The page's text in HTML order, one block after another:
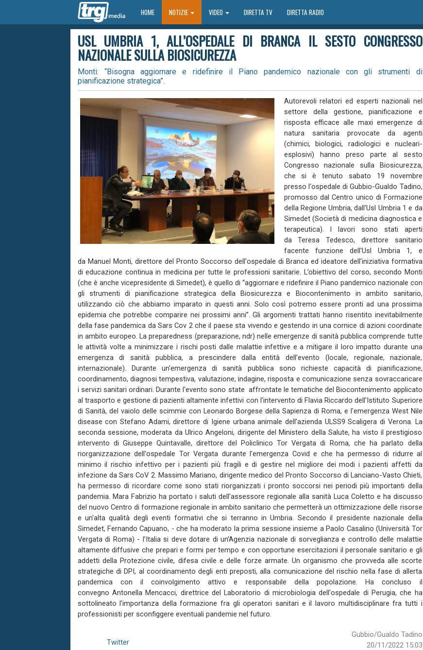
HOMEHOME NOTIZIE VIDEO DIRETTA TV DIRETTA RADIO
USL UMBRIA 1, ALL’OSPEDALE DI BRANCA IL SESTO CONGRESSO
NAZIONALE SULLA BIOSICUREZZA
Monti: “Bisogna aggiornare e ridefinire il Piano pandemico nazionale con gli strumenti di
pianificazione strategica”.
Autorevoli relatori ed esperti nazionali nel
settore della gestione, pianificazione e
risposta efficace alle maxi emergenze di
natura sanitaria provocate da agenti
(chimici, biologici, radiologici e nucleari-
esplosivi) hanno preso parte al sesto
Congresso nazionale sulla Biosicurezza,
che si è tenuto sabato 19 novembre
presso l'ospedale di Gubbio-Gualdo Tadino,
promosso dal Centro unico di Formazione
della Regione Umbria, dall'Usl Umbria 1 e da
Simedet (Società di medicina diagnostica e
terapeutica). I lavori sono stati aperti
da Teresa Tedesco, direttore sanitario
facente funzione dell'Usl Umbria 1, e
da Manuel Monti, direttore del Pronto Soccorso dell'ospedale di Branca ed ideatore dell’iniziativa formativa
di educazione continua in medicina per tutte le professioni sanitarie. L’obiettivo del corso, secondo Monti
(che è anche vicepresidente di Simedet), è quello di “aggiornare e ridefinire il Piano pandemico nazionale con
gli strumenti di pianificazione strategica della Biosicurezza e Biocontenimento in ambito sanitario,
utilizzando ciò che abbiamo imparato in questi anni. Solo così potremo essere pronti ad una prossima
epidemia che potrebbe comparire nei prossimi anni”. Gli argomenti trattati hanno risentito inevitabilmente
della fase pandemica da Sars Cov 2 che il paese sta vivendo e gestendo in una cornice di azioni coordinate
in ambito europeo. La preparedness (preparazione, ndr) nelle emergenze di sanità pubblica comprende tutte
le attività volte a minimizzare i rischi posti dalle malattie infettive e a mitigare il loro impatto durante una
emergenza di sanità pubblica, a prescindere dalla entità dell’evento (locale, regionale, nazionale,
internazionale). Durante un'emergenza di sanità pubblica sono richieste capacità di pianificazione,
coordinamento, diagnosi tempestiva, valutazione, indagine, risposta e comunicazione senza sovraccaricare
i servizi sanitari ordinari. Durante l'evento sono state affrontate le tematiche del Biocontenimento applicato
al trasporto e gestione di pazienti altamente infettivi con l’intervento di Flavia Riccardo dell'Istituto Superiore
di Sanità, del vaiolo delle scimmie con Leonardo Borgese della Sapienza di Roma, e l'emergenza West Nile
disease con Stefano Adami, direttore di Igiene urbana animale dell’azienda ULSS9 Scaligera di Verona. La
seconda sessione, moderata da Ulrico Angeloni, dirigente del Ministero della Salute, ha visto il prestigioso
intervento di Giuseppe Quintavalle, direttore del Policlinico Tor Vergata di Roma, che ha parlato della
riorganizzazione dell'ospedale Tor Vergata durante l'emergenza Covid e che ha permesso di ridurre al
minimo il rischio infettivo per i pazienti più fragili e di gestire nel migliore dei modi i pazienti affetti da
infezione da Sars CoV 2. Massimo Mariano, dirigente medico del Pronto Soccorso di Lanciano-Vasto Chieti,
ha permesso di ricordare come sono stati riorganizzati i pronto soccorsi nei periodi più importanti della
pandemia. Mara Fabrizio ha portato i saluti dell'assessore regionale alla sanità Luca Coletto e ha discusso
del nuovo Centro di formazione regionale in ambito sanitario che permetterà un ottimizzazione delle risorse
e un'alta qualità degli eventi formativi che si terranno in Umbria. Secondo il presidente nazionale della
Simedet, Fernando Capuano, - che ha moderato la prima sessione insieme a Paolo Casalino (Università Tor
Vergata di Roma) - l’Italia si deve dotare di un’Agenzia nazionale di sorveglianza e controllo delle malattie
altamente diffusive che prepari e formi per tempo e con opportune esercitazioni il personale sanitario e gli
addetti della Protezione civile, difesa civile e delle forze armate. Un organismo che provveda alle scorte
strategiche di DPI, al coordinamento degli enti preposti, alla comunicazione del rischio nella fase di allerta
pandemica con il coinvolgimento attivo e responsabile della popolazione. Ha concluso il
convegno Antonella Mencacci, direttrice del Laboratorio di microbiologia dell'ospedale di Perugia, che ha
sottolineato l'importanza della formazione fra gli operatori sanitari e il lavoro multidisciplinare fra tutti i
professionisti per sconfiggere eventuali pandemie nel futuro.
Gubbio/Gualdo Tadino
20/11/2022 15:03
Twitter